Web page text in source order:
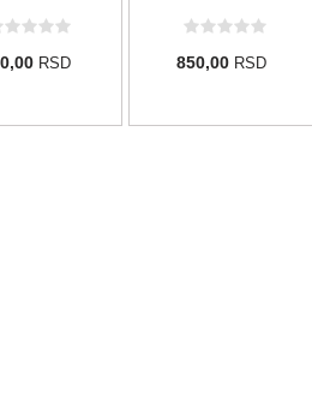
RSD 850,00 RSD